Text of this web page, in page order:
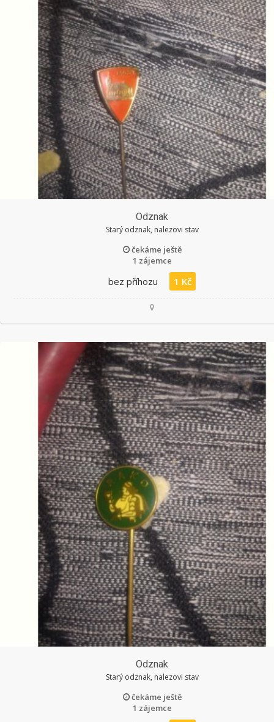
Odznak
Starý odznak, nalezovi stav
čekáme ještě
1 zájemce
bez příhozu 1 Kč
Odznak
Starý odznak, nalezovi stav
čekáme ještě
1 zájemce